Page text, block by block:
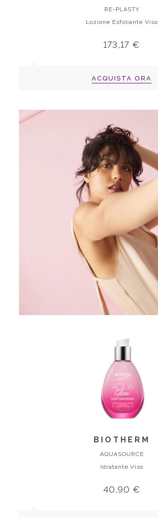
RE-PLASTY
Lozione Esfoliante Viso
173,17 €
ACQUISTA ORA
BIOTHERM
AQUASOURCE
Idratante Viso
40,90 €